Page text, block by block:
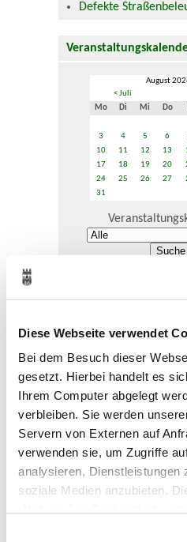
Diese Webseite verwendet
Bei dem Besuch dieser
gesetzt. Hierbei handelt es
Ihrem Computer abgelegt
verbleiben. Sie werden
Servern von Externen auf
verwenden sie, um Zugriffe
analysieren, Dienstleistungen
soziale Medien anzubieten.
Defekte
August
< Juli
Mo
Di Mi Do
3
4 5 6
10
11 12 13
17
18 19 20
24
25 26 27
31
Stadtverwaltung
Bauleitplanung: Für
es Möglichkeiten, sich
Bebauungsplänen und
Flächennutzungsplan
Aktuelle